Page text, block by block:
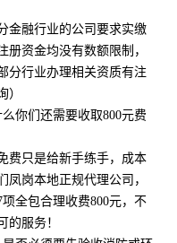
金融行业的公司要求实缴
册资金均没有数额限制，
分行业办理相关资质有注
）
你们还需要收取800元费
费只是给新手练手，成本
凤岗本地正规代理公司，
全包合理收费800元，不
的服务！